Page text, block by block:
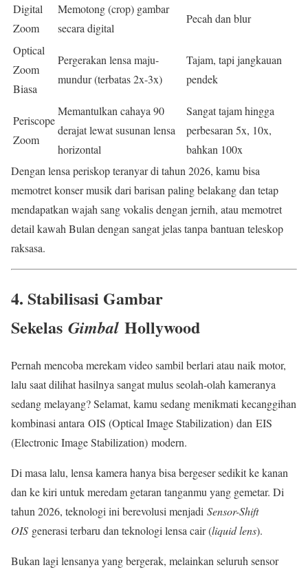
Digital
Zoom
Memotong (crop) gambar
secara digital
Pecah dan blur
Optical
Zoom
Biasa
Pergerakan lensa maju-
mundur (terbatas 2x-3x)
Tajam, tapi jangkauan
pendek
Periscope
Zoom
Memantulkan cahaya 90
derajat lewat susunan lensa
horizontal
Sangat tajam hingga
perbesaran 5x, 10x,
bahkan 100x
Dengan lensa periskop teranyar di tahun 2026, kamu bisa
memotret konser musik dari barisan paling belakang dan tetap
mendapatkan wajah sang vokalis dengan jernih, atau memotret
detail kawah Bulan dengan sangat jelas tanpa bantuan teleskop
raksasa.
4. Stabilisasi Gambar
Sekelas Gimbal Hollywood
Pernah mencoba merekam video sambil berlari atau naik motor,
lalu saat dilihat hasilnya sangat mulus seolah-olah kameranya
sedang melayang? Selamat, kamu sedang menikmati kecanggihan
kombinasi antara OIS (Optical Image Stabilization) dan EIS
(Electronic Image Stabilization) modern.
Di masa lalu, lensa kamera hanya bisa bergeser sedikit ke kanan
dan ke kiri untuk meredam getaran tanganmu yang gemetar. Di
tahun 2026, teknologi ini berevolusi menjadi Sensor-Shift
OIS generasi terbaru dan teknologi lensa cair (liquid lens).
Bukan lagi lensanya yang bergerak, melainkan seluruh sensor